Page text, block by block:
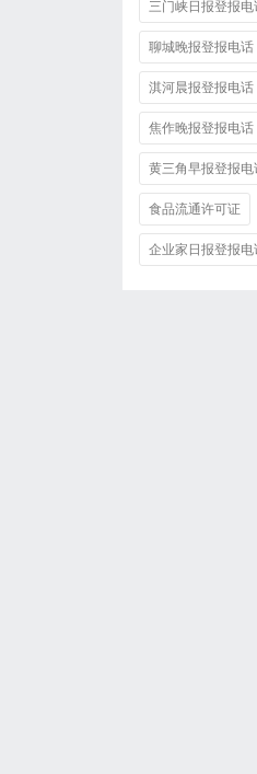
三门峡日报登报电
聊城晚报登报电话
淇河晨报登报电话
焦作晚报登报电话
黄三角早报登报电
食品流通许可证
企业家日报登报电